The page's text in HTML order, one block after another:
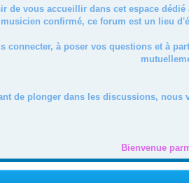
de vous accueillir dans cet espace
musicien confirmé, ce forum est un lieu
connecter, à poser vos questions et à
de plonger dans les discussions, nous
Bienvenue